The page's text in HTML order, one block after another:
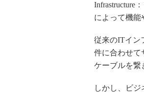
Infrastructure
によって機能
従来のITイン
件に合わせて
ケーブルを繋
しかし、ビ